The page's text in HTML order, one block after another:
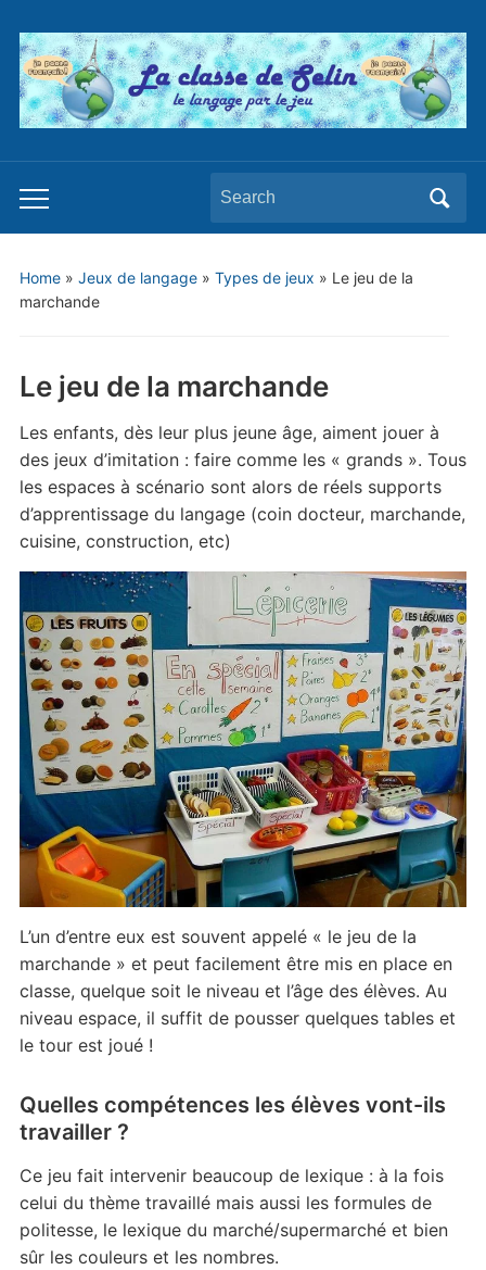
Toggle
mobile
Search
for:
Home» Jeux de langage» Types de jeux » Le jeu de la
marchande
Le jeu de la marchande
Les enfants, dès leur plus jeune âge, aiment jouer à
des jeux d’imitation : faire comme les « grands ». Tous
les espaces à scénario sont alors de réels supports
d’apprentissage du langage (coin docteur, marchande,
cuisine, construction, etc)
L’un d’entre eux est souvent appelé « le jeu de la
marchande » et peut facilement être mis en place en
classe, quelque soit le niveau et l’âge des élèves. Au
niveau espace, il suffit de pousser quelques tables et
le tour est joué !
Quelles compétences les élèves vont-ils
travailler ?
Ce jeu fait intervenir beaucoup de lexique : à la fois
celui du thème travaillé mais aussi les formules de
politesse, le lexique du marché/supermarché et bien
sûr les couleurs et les nombres.